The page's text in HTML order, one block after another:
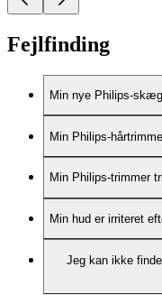
Fejlfinding
Min nye Philips-
Min Philips-
Min Philips-trimmer
Min hud er irriteret
Jeg kan ikke